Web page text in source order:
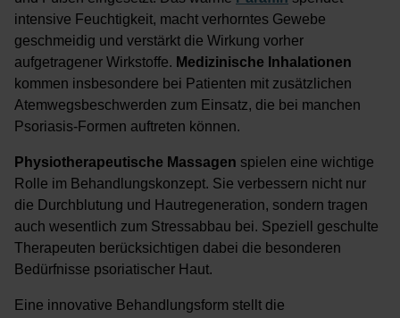
intensive Feuchtigkeit, macht verhorntes Gewebe
geschmeidig und verstärkt die Wirkung vorher
aufgetragener Wirkstoffe. Medizinische Inhalationen
kommen insbesondere bei Patienten mit zusätzlichen
Atemwegsbeschwerden zum Einsatz, die bei manchen
Psoriasis-Formen auftreten können.
Physiotherapeutische Massagen spielen eine wichtige
Rolle im Behandlungskonzept. Sie verbessern nicht nur
die Durchblutung und Hautregeneration, sondern tragen
auch wesentlich zum Stressabbau bei. Speziell geschulte
Therapeuten berücksichtigen dabei die besonderen
Bedürfnisse psoriatischer Haut.
Eine innovative Behandlungsform stellt die